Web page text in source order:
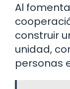
Al
construir
unidad,
personas